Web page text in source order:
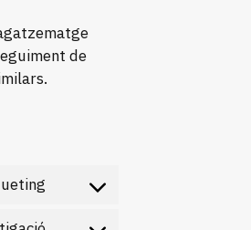
de
Consent
service